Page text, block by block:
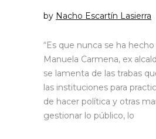
by Nacho Escartín Lasierra
“Es que nunca se ha hecho
Manuela Carmena, ex
se lamenta de las trabas
las instituciones para
de hacer política y otras
gestionar lo público, lo